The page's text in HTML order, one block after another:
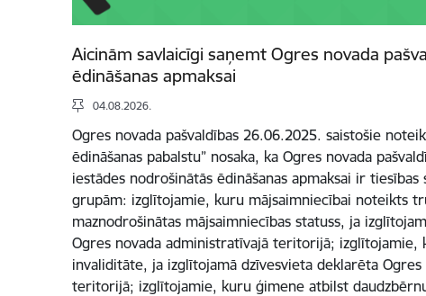
Aicinām savlaicīgi saņemt Ogres novada
ēdināšanas apmaksai
04.08.2026.
Ogres novada pašvaldības 26.06.2025. saistošie
ēdināšanas pabalstu” nosaka, ka Ogres novada
iestādes nodrošinātās ēdināšanas apmaksai ir
grupām: izglītojamie, kuru mājsaimniecībai noteikts
maznodrošinātas mājsaimniecības statuss, ja
Ogres novada administratīvajā teritorijā; izglītojamie,
invaliditāte, ja izglītojamā dzīvesvieta deklarēta
teritorijā; izglītojamie, kuru ģimene atbilst